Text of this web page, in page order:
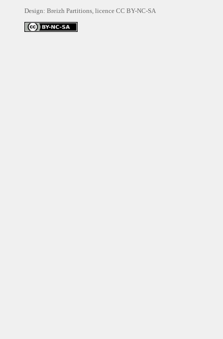
Design: Breizh Partitions, licence CC BY-NC-SA